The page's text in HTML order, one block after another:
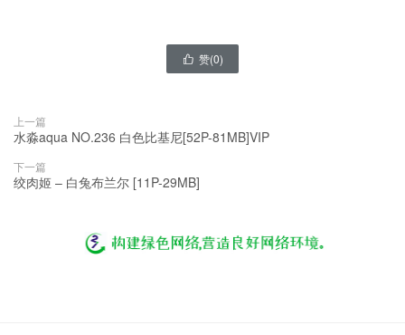
 赞(0)
上一篇
水淼aqua NO.236 白色比基尼[52P-81MB]VIP
下一篇
绞肉姬 – 白兔布兰尔 [11P-29MB]